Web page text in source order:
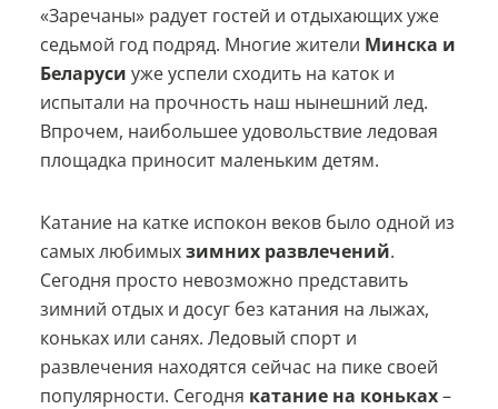
«Заречаны» радует гостей и отдыхающих уже
седьмой год подряд. Многие жители Минска и
Беларуси уже успели сходить на каток и
испытали на прочность наш нынешний лед.
Впрочем, наибольшее удовольствие ледовая
площадка приносит маленьким детям.
Катание на катке испокон веков было одной из
самых любимыхзимних развлечений.
Сегодня просто невозможно представить
зимний отдых и досуг без катания на лыжах,
коньках или санях. Ледовый спорт и
развлечения находятся сейчас на пике своей
популярности. Сегодня катание на коньках–